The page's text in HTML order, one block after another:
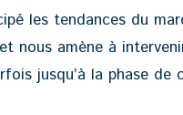
les tendances du
nous amène à
jusqu’à la phase